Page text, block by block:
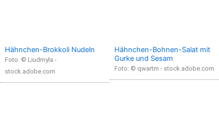
Hähnchen-Brokkoli Nudeln
Foto: © Liudmyla -
stock.adobe.com
Hähnchen-Bohnen-Salat mit
Gurke und Sesam
Foto: © qwartm - stock.adobe.com